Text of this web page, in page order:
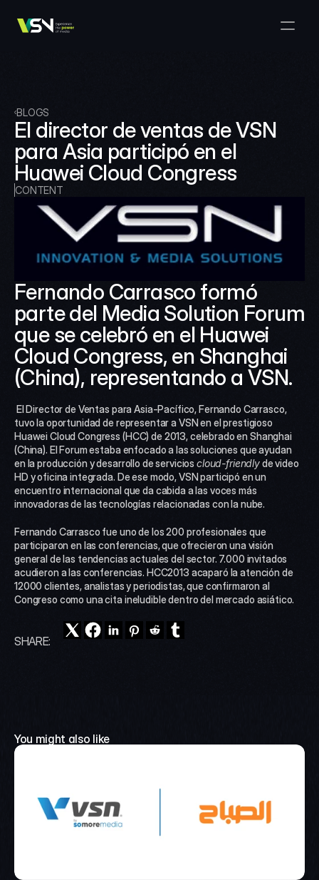
VSN Crea
VSN One TV
VSN Arena
VSN News Connect
VSNExplorer + VSNOne TV
Media Production Workflow
VSNExplorer + Wedit
Media Exchange
VSNExplorer
News & Live Entertainment
VSN NewsConnect + VSN AI
Smart Scheduling
VSNExplorer + VSNCrea
Company
Select Language
English
EN TALK TO US
BLOGS
El director de ventas de VSN
para Asia participó en el
Huawei Cloud Congress
CONTENT
Fernando Carrasco formó
parte del Media Solution Forum
que se celebró en el Huawei
Cloud Congress, en Shanghai
(China), representando a VSN.
tuvo la oportunidad de representar a VSN en el prestigioso
Huawei Cloud Congress (HCC) de 2013, celebrado en Shanghai
(China). El Forum estaba enfocado a las soluciones que ayudan
en la producción y desarrollo de servicios cloud-friendly de video
HD y oficina integrada. De ese modo, VSN participó en un
encuentro internacional que da cabida a las voces más
innovadoras de las tecnologías relacionadas con la nube.
Fernando Carrasco fue uno de los 200 profesionales que
participaron en las conferencias, que ofrecieron una visión
general de las tendencias actuales del sector. 7.000 invitados
acudieron a las conferencias. HCC2013 acaparó la atención de
12000 clientes, analistas y periodistas, que confirmaron al
Congreso como una cita ineludible dentro del mercado asiático.
SHARE:
You might also like